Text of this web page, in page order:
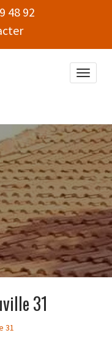
48 92
Toggle
31
31